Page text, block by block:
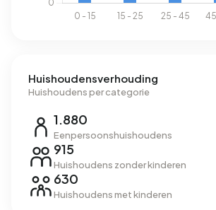
Huishoudensverhouding
Huishoudens per categorie
1.880
Eenpersoonshuishoudens
915
Huishoudens zonder kinderen
630
Huishoudens met kinderen